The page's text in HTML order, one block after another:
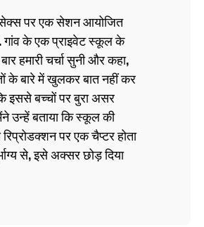
पर एक सेशन आयोजित
गांव के एक प्राइवेट स्‍कूल के
हमारी चर्चा सुनी और कहा,
के बारे में खुलकर बात नहीं कर
इससे बच्चों पर बुरा असर
उन्हें बताया कि स्कूल की
रिप्रोडक्‍शन पर एक चैप्टर होता
से, इसे अक्सर छोड़ दिया